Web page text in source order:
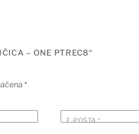
– ONE PTREC8“
*
E-POŠTA*